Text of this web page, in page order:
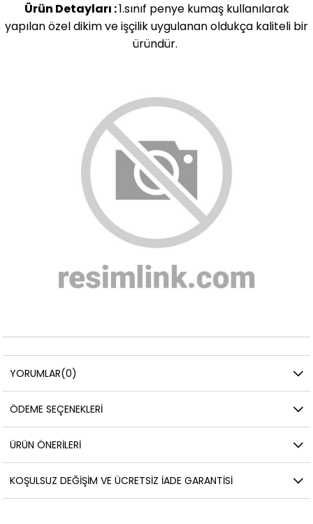
Ürün Detayları :1.sınıf penye kumaş kullanılarak
yapılan özel dikim ve işçilik uygulanan oldukça kaliteli bir
üründür.
YORUMLAR(0)
ÖDEME SEÇENEKLERI
ÜRÜN ÖNERILERI
KOŞULSUZ DEĞIŞIM VE ÜCRETSIZ İADE GARANTISI